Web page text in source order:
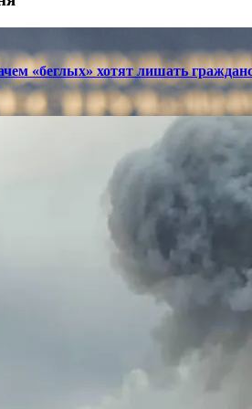
«беглых» хотят лишать